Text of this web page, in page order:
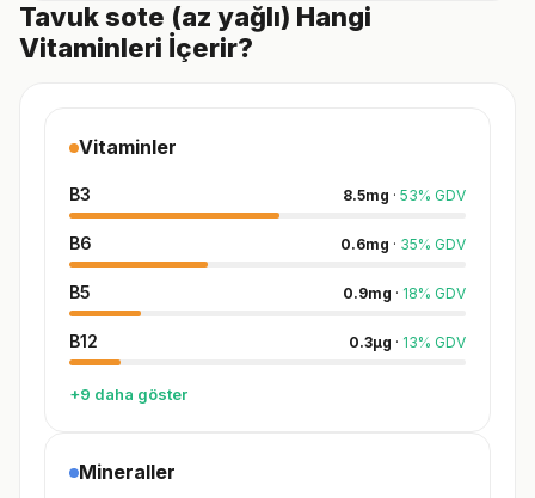
Tavuk sote (az yağlı) Hangi
Vitaminleri İçerir?
Vitaminler
B3 8.5mg · 53% GDV
B6 0.6mg · 35% GDV
B5 0.9mg · 18% GDV
B12 0.3µg · 13% GDV
+9 daha göster
Mineraller